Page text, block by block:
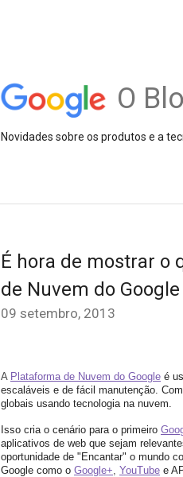
O
Novidades sobre os produtos e a
É hora de mostrar o
de Nuvem do Google
09 setembro, 2013
A Plataforma de Nuvem do Google é
escaláveis e de fácil manutenção.
globais usando tecnologia na nuvem.
Isso cria o cenário para o primeiro
aplicativos de web que sejam
oportunidade de "Encantar" o mundo
Google como o Google+, YouTube e